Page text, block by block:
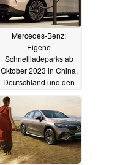
Mercedes-Benz:
Eigene
Schnellladeparks ab
Oktober 2023 in China,
Deutschland und den
31.08.2023